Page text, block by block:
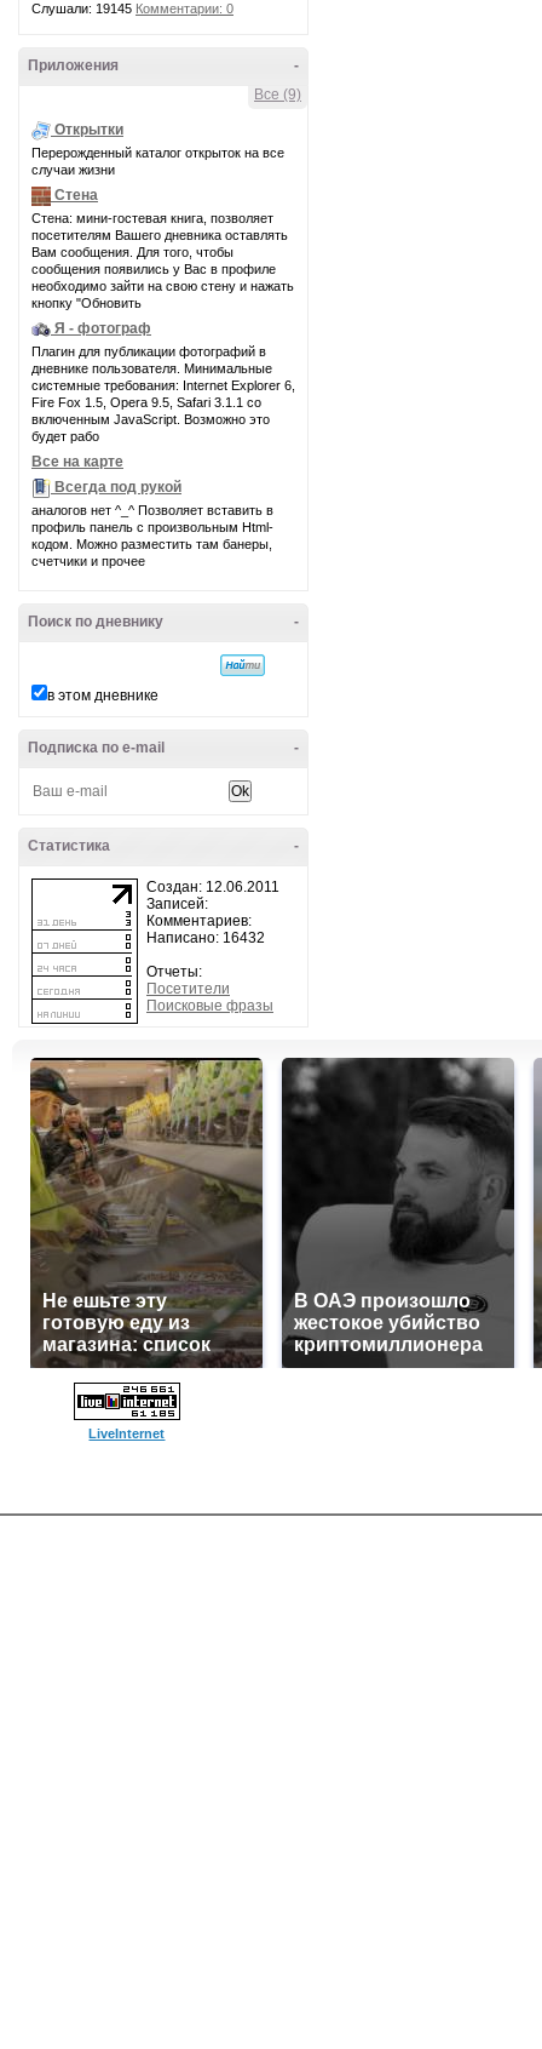
Слушали: 19145 Комментарии: 0
-
Приложения
Все (9)
Открытки
Перерожденный каталог открыток на все
случаи жизни
Стена
Стена: мини-гостевая книга, позволяет
посетителям Вашего дневника оставлять
Вам сообщения. Для того, чтобы
сообщения появились у Вас в профиле
необходимо зайти на свою стену и нажать
кнопку "Обновить
Я - фотограф
Плагин для публикации фотографий в
дневнике пользователя. Минимальные
системные требования: Internet Explorer 6,
Fire Fox 1.5, Opera 9.5, Safari 3.1.1 со
включенным JavaScript. Возможно это
будет рабо
Все на карте
Всегда под рукой
аналогов нет ^_^ Позволяет вставить в
профиль панель с произвольным Html-
кодом. Можно разместить там банеры,
счетчики и прочее
-
Поиск по дневнику
в этом дневнике
-
Подписка по e-mail
-
Статистика
Создан: 12.06.2011
Записей:
Комментариев:
Написано: 16432
Отчеты:
Посетители
Поисковые фразы
Не ешьте эту
готовую еду из
магазина: список
В ОАЭ произошло
жестокое убийство
криптомиллионера
LiveInternet